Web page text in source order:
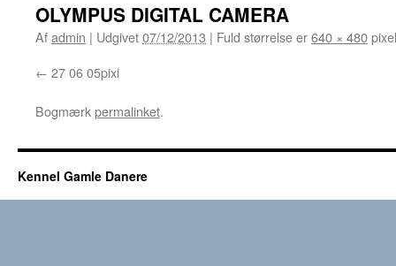
OLYMPUS DIGITAL CAMERA
Afadmin | Udgivet07/12/2013 | Fuld størrelse er640 × 480
27 06 05pixi
Bogmærkpermalinket.
Kennel Gamle Danere